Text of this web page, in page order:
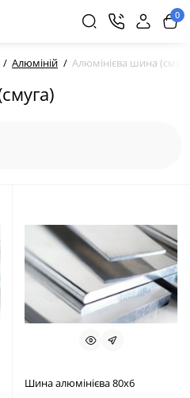
0
Алюміній Алюмінієва шина
Шина алюмінієва 80х6